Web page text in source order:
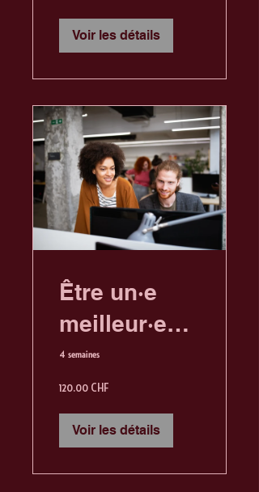
Voir les détails
Être un·e
meilleur·e
gestionnaire
4 semaines
120.00 CHF
Voir les détails